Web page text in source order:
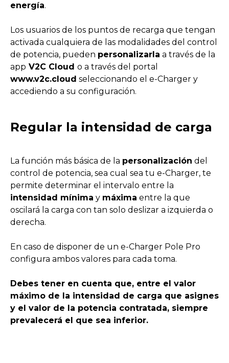
energía.
Los usuarios de los puntos de recarga que tengan
activada cualquiera de las modalidades del control
de potencia, pueden personalizarla a través de la
app V2C Cloud o a través del portal
www.v2c.cloud seleccionando el e-Charger y
accediendo a su configuración.
Regular la intensidad de carga
La función más básica de la personalización del
control de potencia, sea cual sea tu e-Charger, te
permite determinar el intervalo entre la
intensidad mínima y máxima entre la que
oscilará la carga con tan solo deslizar a izquierda o
derecha.
En caso de disponer de un e-Charger Pole Pro
configura ambos valores para cada toma.
Debes tener en cuenta que, entre el valor
máximo de la intensidad de carga que asignes
y el valor de la potencia contratada, siempre
prevalecerá el que sea inferior.